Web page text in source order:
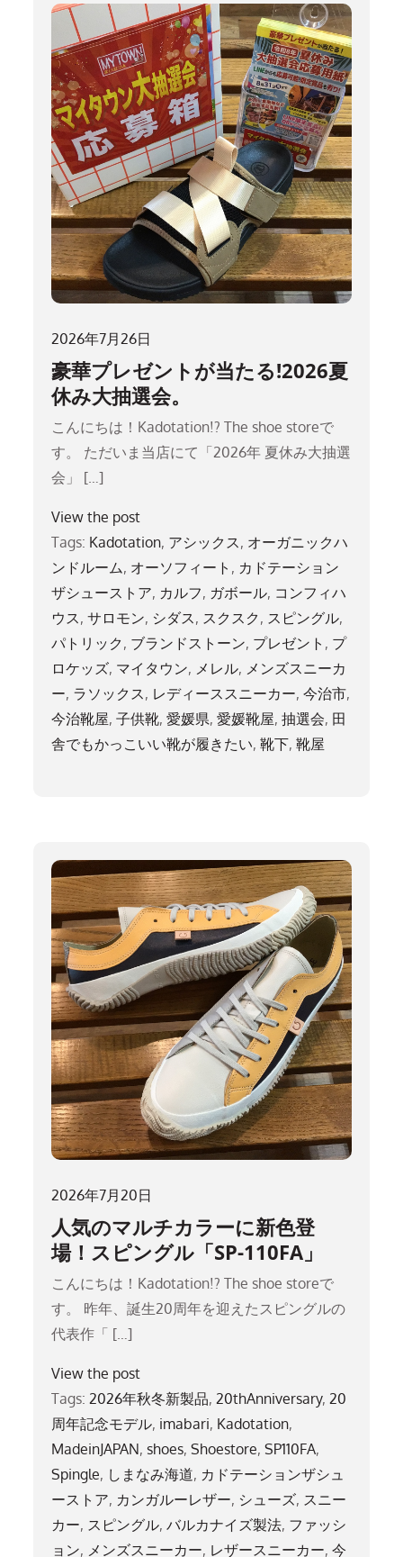
2026年7月26日
豪華プレゼントが当たる!2026夏
休み大抽選会。
こんにちは！Kadotation!? The shoe storeで
す。 ただいま当店にて「2026年 夏休み大抽選
会」 […]
View the post
Tags: Kadotation, アシックス, オーガニックハ
ンドルーム, オーソフィート , カドテーション
ザシューストア, カルフ, ガボール, コンフィハ
ウス,サロモン, シダス, スクスク , スピングル,
パトリック , ブランドストーン, プレゼント , プ
ロケッズ, マイタウン, メレル, メンズスニーカ
ー, ラソックス, レディーススニーカー,今治市,
今治靴屋,子供靴,愛媛県,愛媛靴屋,抽選会, 田
舎でもかっこいい靴が履きたい,靴下,靴屋
2026年7月20日
人気のマルチカラーに新色登
場！スピングル「SP-110FA」
こんにちは！Kadotation!? The shoe storeで
す。 昨年、誕生20周年を迎えたスピングルの
代表作「 […]
View the post
Tags:2026年秋冬新製品,20thAnniversary,20
周年記念モデル, imabari, Kadotation,
MadeinJAPAN,shoes,Shoestore,SP110FA,
Spingle, しまなみ海道, カドテーションザシュ
ーストア, カンガルーレザー, シューズ, スニー
カー, スピングル,バルカナイズ製法, ファッシ
ョン, メンズスニーカー, レザースニーカー,今